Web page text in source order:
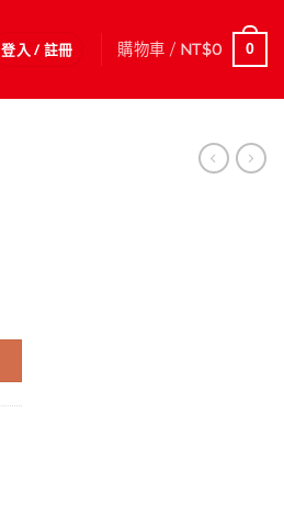
登入 / 註冊 購物車 / NT$0 0